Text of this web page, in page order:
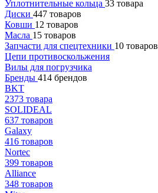
Уплотнительные кольца 33 товара
Диски 447 товаров
Ковши 12 товаров
Масла 15 товаров
Запчасти для спецтехники 10 товаров
Цепи противоскольжения
Вилы для погрузчика
Бренды 414 брендов
BKT
2373 товара
SOLIDEAL
637 товаров
Galaxy
416 товаров
Nortec
399 товаров
Alliance
348 товаров